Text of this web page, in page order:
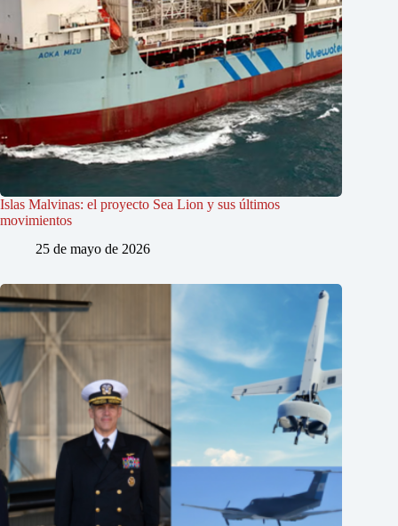
Islas Malvinas: el proyecto Sea Lion y sus últimos
movimientos
25 de mayo de 2026